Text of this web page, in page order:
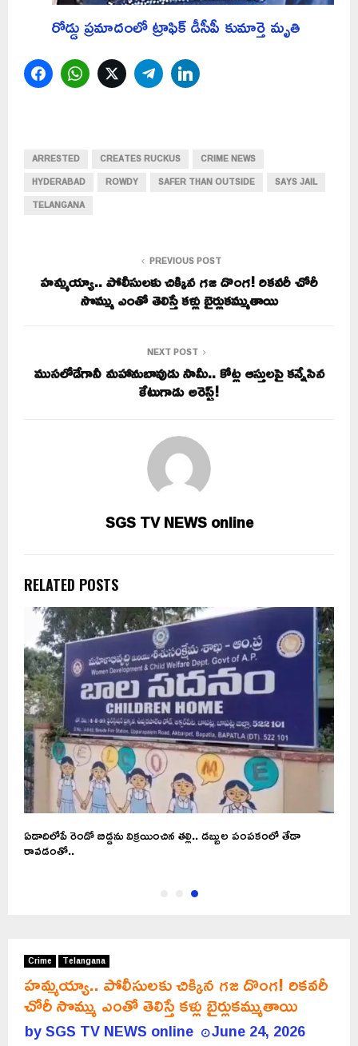
రోడ్డు ప్రమాదంలో ట్రాఫిక్ డీసీపీ కుమార్తె మృతి
FacebookWhatsAppTwitterTelegram
ARRESTED CREATES RUCKUS
CRIME NEWS
HYDERABAD
ROWDY SAFER THAN OUTSIDE
SAYS JAIL
TELANGANA
PREVIOUS POST
హమ్మయ్యా.. పోలీసులకు చిక్కిన గజ దొంగ! రికవరీ చోరీ
సొమ్ము ఎంతో తెలిస్తే కళ్లు బైర్లుకమ్ముతాయి
NEXT POST
ముసలోడేగానీ మహానుబావుడు సామీ.. కోట్ల ఆస్తులపై కన్నేసిన
కేటుగాడు అరెస్ట్!
SGS TV NEWS online
RELATED POSTS
ఏడాదిలోపే రెండో బిడ్డను విక్రయించిన తల్లి.. డబ్బుల పంపకంలో తేడా
రావడంతో..
Crime Telangana
హమ్మయ్యా.. పోలీసులకు చిక్కిన గజ దొంగ! రికవరీ
చోరీ సొమ్ము ఎంతో తెలిస్తే కళ్లు బైర్లుకమ్ముతాయి
bySGS TV NEWS online June 24, 2026